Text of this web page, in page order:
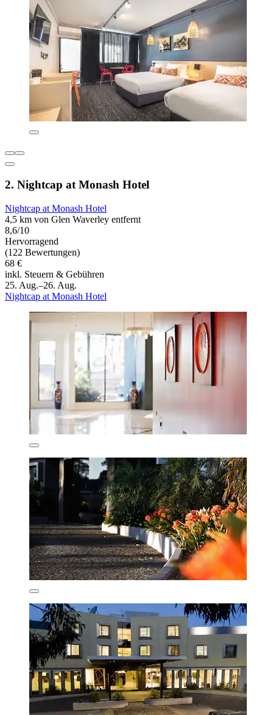
2. Nightcap at Monash Hotel
Nightcap at Monash Hotel
4,5 km von Glen Waverley entfernt
8,6/10
Hervorragend
(122 Bewertungen)
68 €
inkl. Steuern & Gebühren
25. Aug.–26. Aug.
Nightcap at Monash Hotel